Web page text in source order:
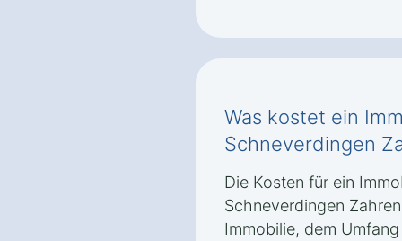
Was kostet ein
Schneverdingen
Die Kosten für ein
Schneverdingen
Immobilie, dem